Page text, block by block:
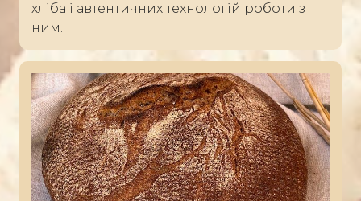
хліба і автентичних технологій роботи з
ним.